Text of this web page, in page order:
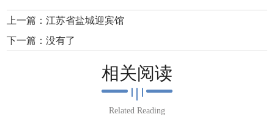
上一篇：江苏省盐城迎宾馆
下一篇：没有了
相关阅读
Related Reading